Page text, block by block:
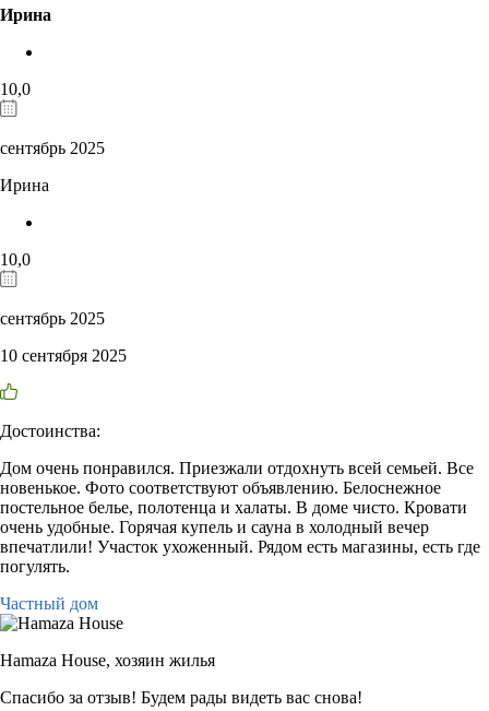
Ирина
10,0
сентябрь 2025
Ирина
10,0
сентябрь 2025
10 сентября 2025
Достоинства:
Дом очень понравился. Приезжали отдохнуть всей семьей. Все
новенькое. Фото соответствуют объявлению. Белоснежное
постельное белье, полотенца и халаты. В доме чисто. Кровати
очень удобные. Горячая купель и сауна в холодный вечер
впечатлили! Участок ухоженный. Рядом есть магазины, есть где
погулять.
Частный дом
Hamaza House, хозяин жилья
Спасибо за отзыв! Будем рады видеть вас снова!